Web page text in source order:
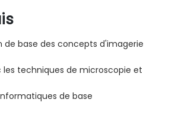
de base des concepts d'imagerie
les techniques de microscopie et
de base